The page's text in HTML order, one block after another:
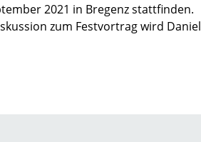
2021 in Bregenz stattfinden.
zum Festvortrag wird Daniel